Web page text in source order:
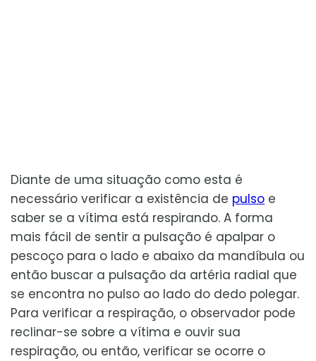
Diante de uma situação como esta é
necessário verificar a existência de pulso e
saber se a vítima está respirando. A forma
mais fácil de sentir a pulsação é apalpar o
pescoço para o lado e abaixo da mandíbula ou
então buscar a pulsação da artéria radial que
se encontra no pulso ao lado do dedo polegar.
Para verificar a respiração, o observador pode
reclinar-se sobre a vítima e ouvir sua
respiração, ou então, verificar se ocorre o